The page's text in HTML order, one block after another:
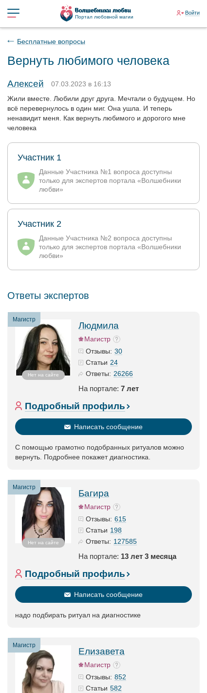
Портал любовной магии
Войти
Бесплатные вопросы
Вернуть любимого человека
Алексей
07.03.2023 в 16:13
Жили вместе. Любили друг друга. Мечтали о будущем. Но
всё перевернулось в один миг. Она ушла. И теперь
ненавидит меня. Как вернуть любимого и дорогого мне
человека
Участник 1
Данные Участника №1 вопроса доступны
только для экспертов портала «Волшебники
любви»
Участник 2
Данные Участника №2 вопроса доступны
только для экспертов портала «Волшебники
любви»
Ответы экспертов
Магистр
Нет на сайте
Людмила
Магистр
Отзывы: 30
Статьи 24
Ответы: 26266
На портале: 7 лет
Подробный профиль
Написать сообщение
С помощью грамотно подобранных ритуалов можно
вернуть. Подробнее покажет диагностика.
Магистр
Нет на сайте
Багира
Магистр
Отзывы: 615
Статьи 198
Ответы: 127585
На портале: 13 лет 3 месяца
Подробный профиль
Написать сообщение
надо подбирать ритуал на диагностике
Магистр
Елизавета
Магистр
Отзывы: 852
Статьи 582